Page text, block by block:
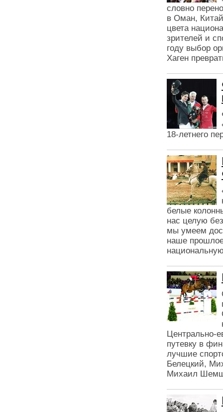
словно
в Оман,
цвета
зрителей и
году выбор
Хаген
18-летнего
белые
нас целую
мы умеем
наше
Центрально-
путевку в
лучшие
Белецкий,
Михаил